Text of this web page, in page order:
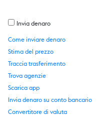
Invia denaro
Come inviare denaro
Stima del prezzo
Traccia trasferimento
Trova agenzie
Scarica app
Invia denaro su conto bancario
Convertitore di valuta